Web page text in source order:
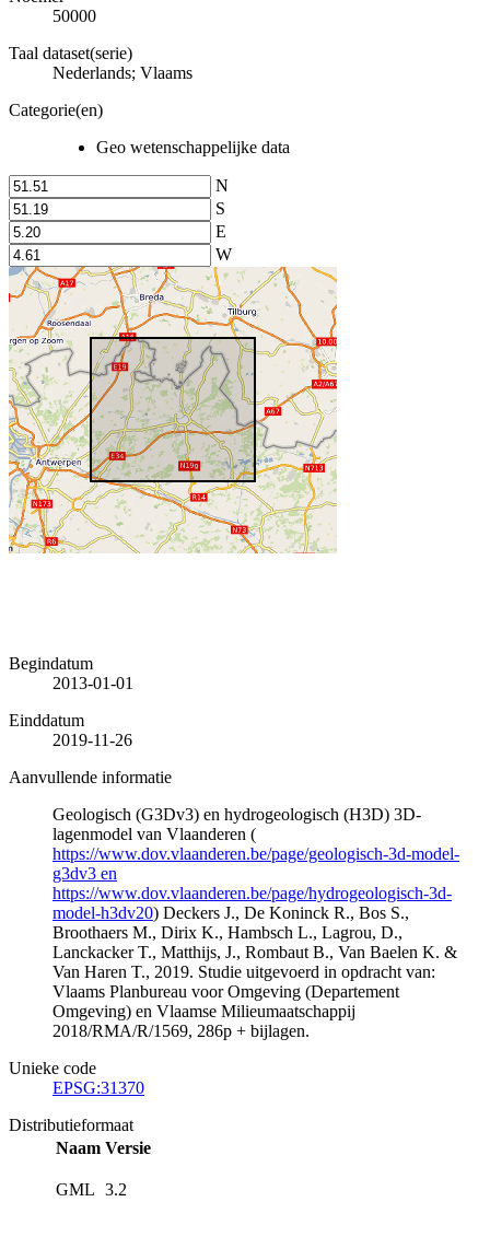
50000
Taal dataset(serie)
Nederlands; Vlaams
Categorie(en)
Geo wetenschappelijke data
N
S
E
W
Begindatum
2013-01-01
Einddatum
2019-11-26
Aanvullende informatie
Geologisch (G3Dv3) en hydrogeologisch (H3D) 3D-
lagenmodel van Vlaanderen (
https://www.dov.vlaanderen.be/page/geologisch-3d-model-
g3dv3 en
https://www.dov.vlaanderen.be/page/hydrogeologisch-3d-
model-h3dv20) Deckers J., De Koninck R., Bos S.,
Broothaers M., Dirix K., Hambsch L., Lagrou, D.,
Lanckacker T., Matthijs, J., Rombaut B., Van Baelen K. &
Van Haren T., 2019. Studie uitgevoerd in opdracht van:
Vlaams Planbureau voor Omgeving (Departement
Omgeving) en Vlaamse Milieumaatschappij
2018/RMA/R/1569, 286p + bijlagen.
Unieke code
EPSG:31370
Distributieformaat
Naam Versie
GML 3.2